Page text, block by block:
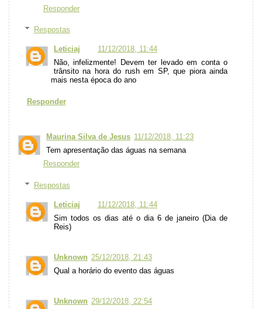
Responder
Respostas
Leticiaj
11/12/2018, 11:44
Não, infelizmente! Devem ter levado em conta o
trânsito na hora do rush em SP, que piora ainda
mais nesta época do ano
Responder
Maurina Silva de Jesus 11/12/2018, 11:23
Tem apresentação das águas na semana
Responder
Respostas
Leticiaj
11/12/2018, 11:44
Sim todos os dias até o dia 6 de janeiro (Dia de
Reis)
Unknown 25/12/2018, 21:43
Qual a horário do evento das águas
Unknown 29/12/2018, 22:54